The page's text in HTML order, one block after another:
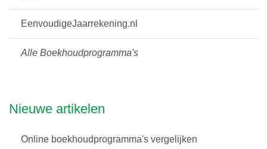
EenvoudigeJaarrekening.nl
Alle Boekhoudprogramma's
Nieuwe artikelen
Online boekhoudprogramma's vergelijken